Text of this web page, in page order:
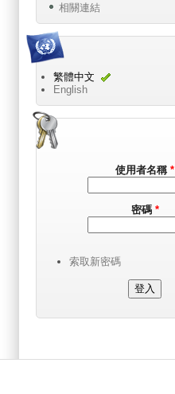
相關連結
繁體中文
English
使用者名稱 *
密碼 *
索取新密碼